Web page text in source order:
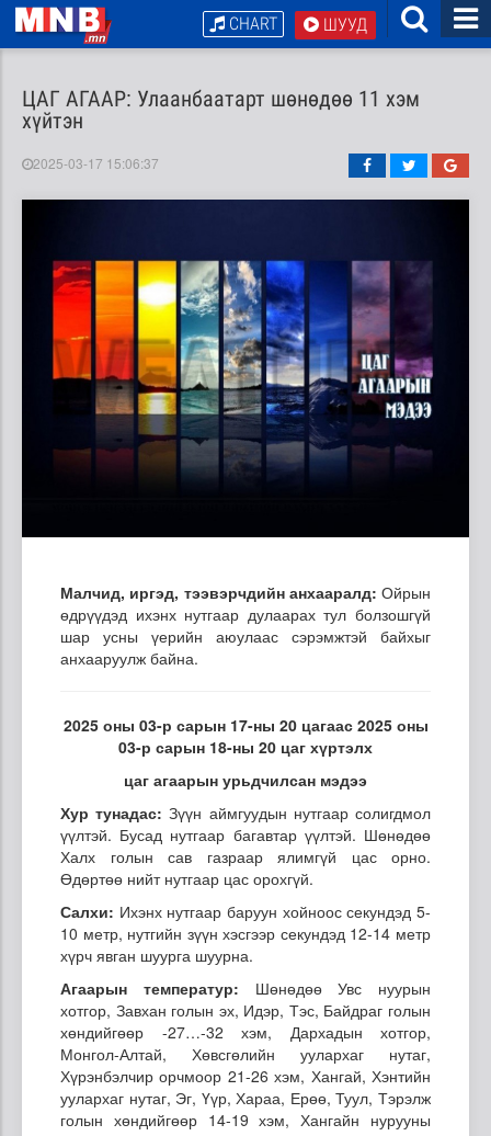
ШУУД
CHART
ЦАГ АГААР: Улаанбаатарт шөнөдөө 11 хэм
хүйтэн
2025-03-17 15:06:37
Малчид, иргэд, тээвэрчдийн анхааралд: Ойрын
өдрүүдэд ихэнх нутгаар дулаарах тул болзошгүй
шар усны үерийн аюулаас сэрэмжтэй байхыг
анхааруулж байна.
2025 оны 03-р сарын 17-ны 20 цагаас 2025 оны
03-р сарын 18-ны 20 цаг хүртэлх
цаг агаарын урьдчилсан мэдээ
Хур тунадас: Зүүн аймгуудын нутгаар солигдмол
үүлтэй. Бусад нутгаар багавтар үүлтэй. Шөнөдөө
Халх голын сав газраар ялимгүй цас орно.
Өдөртөө нийт нутгаар цас орохгүй.
Салхи: Ихэнх нутгаар баруун хойноос секундэд 5-
10 метр, нутгийн зүүн хэсгээр секундэд 12-14 метр
хүрч явган шуурга шуурна.
Агаарын температур: Шөнөдөө Увс нуурын
хотгор, Завхан голын эх, Идэр, Тэс, Байдраг голын
хөндийгөөр -27…-32 хэм, Дархадын хотгор,
Монгол-Алтай, Хөвсгөлийн уулархаг нутаг,
Хүрэнбэлчир орчмоор 21-26 хэм, Хангай, Хэнтийн
уулархаг нутаг, Эг, Үүр, Хараа, Ерөө, Туул, Тэрэлж
голын хөндийгөөр 14-19 хэм, Хангайн нурууны